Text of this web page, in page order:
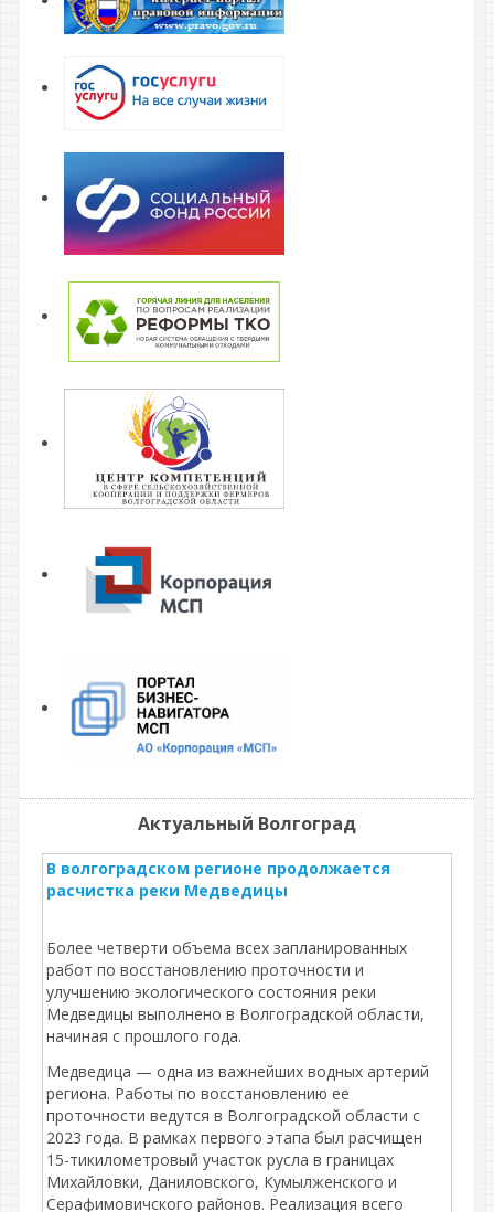
Актуальный Волгоград
В волгоградском регионе продолжается
расчистка реки Медведицы
Более четверти объема всех запланированных
работ по восстановлению проточности и
улучшению экологического состояния реки
Медведицы выполнено в Волгоградской области,
начиная с прошлого года.
Медведица — одна из важнейших водных артерий
региона. Работы по восстановлению ее
проточности ведутся в Волгоградской области с
2023 года. В рамках первого этапа был расчищен
15-тикилометровый участок русла в границах
Михайловки, Даниловского, Кумылженского и
Серафимовичского районов. Реализация всего